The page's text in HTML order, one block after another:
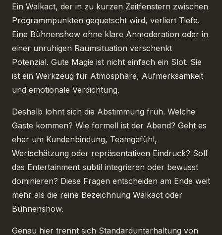
Ein Walkact, der in zu kurzen Zeitfenstern zwischen
Programmpunkten gequetscht wird, verliert Tiefe.
Eine Bühnenshow ohne klare Anmoderation oder in
einer unruhigen Raumsituation verschenkt
Potenzial. Gute Magie ist nicht einfach ein Slot. Sie
ist ein Werkzeug für Atmosphäre, Aufmerksamkeit
und emotionale Verdichtung.
Deshalb lohnt sich die Abstimmung früh. Welche
Gäste kommen? Wie formell ist der Abend? Geht es
eher um Kundenbindung, Teamgefühl,
Wertschätzung oder repräsentativen Eindruck? Soll
das Entertainment subtil integrieren oder bewusst
dominieren? Diese Fragen entscheiden am Ende weit
mehr als die reine Bezeichnung Walkact oder
Bühnenshow.
Genau hier trennt sich Standardunterhaltung von